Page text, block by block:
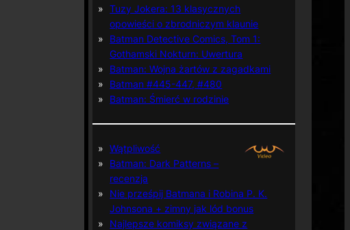
Tuzy Jokera: 13 klasycznych
opowieści o zbrodniczym klaunie
Batman Detective Comics, Tom 1:
Gothamski Nokturn: Uwertura
Batman: Wojna żartów z zagadkami
Batman #445-447, #480
Batman: Śmierć w rodzinie
Wątpliwość
Batman: Dark Patterns –
recenzja
Nie prześpij Batmana i Robina P. K.
Johnsona + zimny jak lód bonus
Najlepsze komiksy związane z